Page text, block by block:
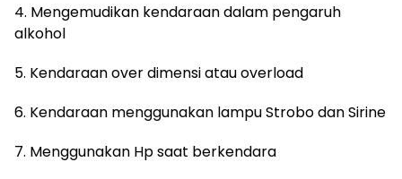
4. Mengemudikan kendaraan dalam pengaruh
alkohol
5. Kendaraan over dimensi atau overload
6. Kendaraan menggunakan lampu Strobo dan Sirine
7. Menggunakan Hp saat berkendara